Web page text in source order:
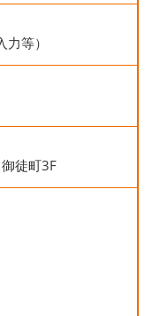
等）
徒町3F